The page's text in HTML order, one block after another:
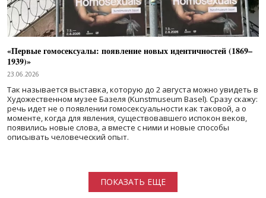
«Первые гомосексуалы: появление новых идентичностей (1869–
1939)»
23.06.2026
Так называется выставка, которую до 2 августа можно увидеть в
Художественном музее Базеля (Kunstmuseum Basel). Сразу скажу:
речь идет не о появлении гомосексуальности как таковой, а о
моменте, когда для явления, существовавшего испокон веков,
появились новые слова, а вместе с ними и новые способы
описывать человеческий опыт.
ПОКАЗАТЬ ЕЩЕ